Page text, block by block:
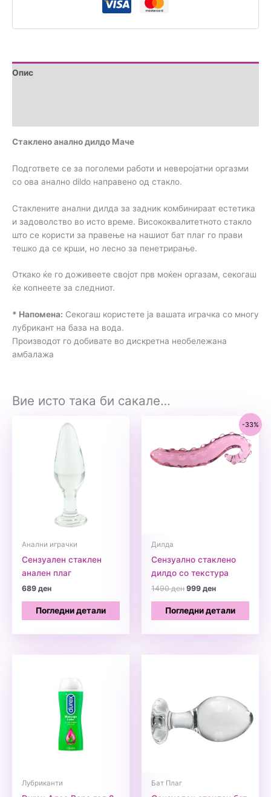
Опис
Стакленo анално дилдо Маче
Подгответе се за поголеми работи и неверојатни оргазми
со ова анално dildo направено од стакло.
Стаклените анални дилда за задник комбинираат естетика
и задоволство во исто време. Висококвалитетното стакло
што се користи за правење на нашиот бат плаг го прави
тешко да се крши, но лесно за пенетрирање.
Откако ќе го доживеете својот прв моќен оргазам, секогаш
ќе копнеете за следниот.
* Напомена: Секогаш користете ја вашата играчка со многу
лубрикант на база на вода.
Производот го добивате во дискретна необележана
амбалажа
Вие исто така би сакале…
Анални играчки
Сензуален стаклен
анален плаг
689ден
Погледни детали
-33%
Дилда
Сензуално стаклено
дилдо со текстура
1490денOriginal
was:
1490 ден.
999денCurrent
is:
Погледни детали
Лубриканти Бат Плаг